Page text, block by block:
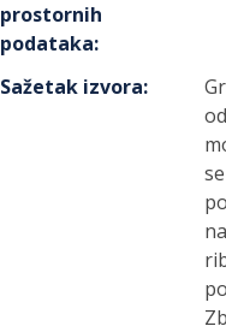
prostornih
podataka:
Sažetak izvora: